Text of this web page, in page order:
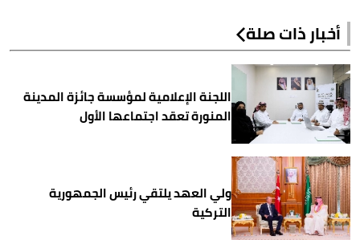
أخبار ذات صلة
اللجنة الإعلامية لمؤسسة جائزة المدينة
المنورة تعقد اجتماعها الأول
ولي العهد يلتقي رئيس الجمهورية
التركية